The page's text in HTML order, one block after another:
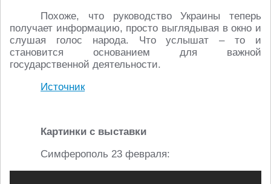
Похоже, что руководство Украины теперь
получает информацию, просто выглядывая в окно и
слушая голос народа. Что услышат – то и
становится основанием для важной
государственной деятельности.
Источник
Картинки с выставки
Симферополь 23 февраля: